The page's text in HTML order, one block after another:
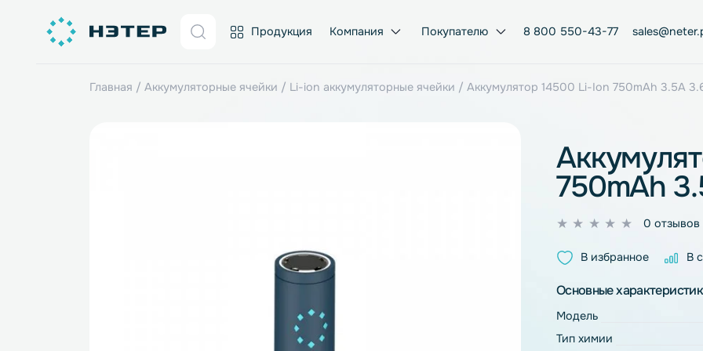
Продукция Компания Покупателю 8 800 550-43-77
Главная /Аккумуляторные ячейки/ Li-ion аккумуляторные ячейки/ Аккумулятор 14500 Li-Ion
0
5
В